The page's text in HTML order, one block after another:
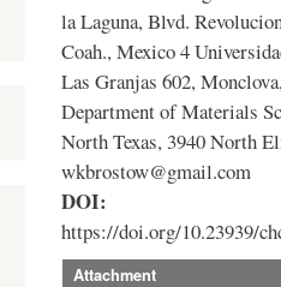
la Laguna, Blvd.
Coah., Mexico 4
Las Granjas 602,
Department of Materials
North Texas, 3940 North
wkbrostow@gmail.com
DOI:
https://doi.org/10.23939/
Attachment